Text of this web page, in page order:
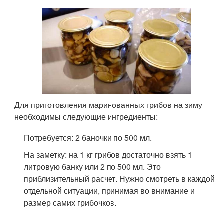
Для приготовления маринованных грибов на зиму
необходимы следующие ингредиенты:
Потребуется: 2 баночки по 500 мл.
На заметку: на 1 кг грибов достаточно взять 1
литровую банку или 2 по 500 мл. Это
приблизительный расчет. Нужно смотреть в каждой
отдельной ситуации, принимая во внимание и
размер самих грибочков.